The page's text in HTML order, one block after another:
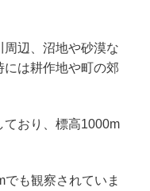
辺、沼地や砂漠な
には耕作地や町の郊
おり、標高1000m
も観察されていま